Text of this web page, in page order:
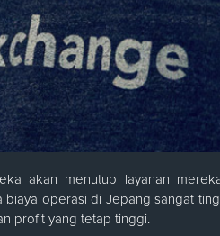
akan menutup layanan
operasi di Jepang sangat
profit yang tetap tinggi.